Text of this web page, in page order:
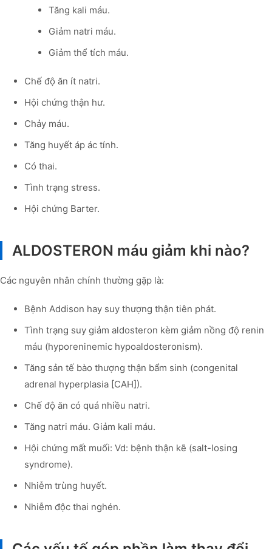
Tăng kali máu.
Giảm natri máu.
Giảm thể tích máu.
Chế độ ăn ít natri.
Hội chứng thận hư.
Chảy máu.
Tăng huyết áp ác tính.
Có thai.
Tình trạng stress.
Hội chứng Barter.
ALDOSTERON máu giảm khi nào?
Các nguyên nhân chính thường gặp là:
Bệnh Addison hay suy thượng thận tiên phát.
Tình trạng suy giảm aldosteron kèm giảm nồng độ renin
máu (hyporeninemic hypoaldosteronism).
Tăng sản tế bào thượng thận bẩm sinh (congenital
adrenal hyperplasia [CAH]).
Chế độ ăn có quá nhiều natri.
Tăng natri máu. Giảm kali máu.
Hội chứng mất muối: Vd: bệnh thận kẽ (salt-losing
syndrome).
Nhiễm trùng huyết.
Nhiễm độc thai nghén.